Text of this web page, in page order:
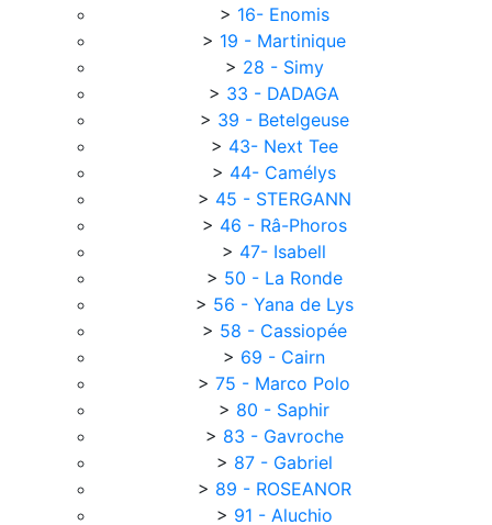
> 16- Enomis
> 19 - Martinique
> 28 - Simy
> 33 - DADAGA
> 39 - Betelgeuse
> 43- Next Tee
> 44- Camélys
> 45 - STERGANN
> 46 - Râ-Phoros
> 47- Isabell
> 50 - La Ronde
> 56 - Yana de Lys
> 58 - Cassiopée
> 69 - Cairn
> 75 - Marco Polo
> 80 - Saphir
> 83 - Gavroche
> 87 - Gabriel
> 89 - ROSEANOR
> 91 - Aluchio